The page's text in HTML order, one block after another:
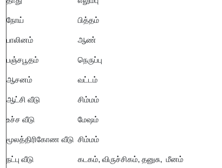
நோய் பித்தம்
பாலினம் ஆண்
பஞ்சபூதம் நெருப்பு
ஆசனம் வட்டம்
ஆட்சி வீடு சிம்மம்
உச்ச வீடு மேஷம்
மூலத்திரிகோண வீடு சிம்மம்
நட்பு வீடு கடகம், விருச்சிகம், தனுசு, மீனம்